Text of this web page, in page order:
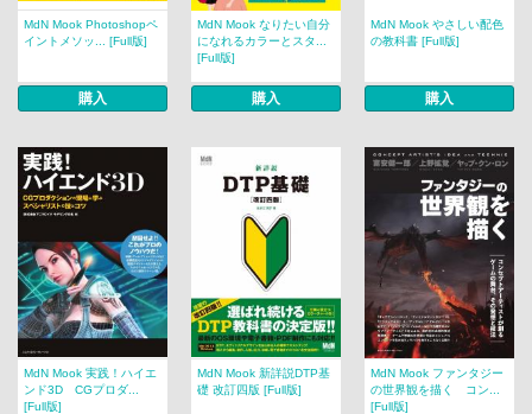
MdN Mook Photoshopペ
イントメソッ... [Full版]
購入
MdN Mook なりたい自分
になれるカラーとスタ...
[Full版]
購入
MdN Mook やさしい配色
の教科書 [Full版]
購入
MdN Mook 実践！ハイエ
ンド3D CGプロダ...
[Full版]
MdN Mook 新詳説DTP基
礎 改訂四版 [Full版]
MdN Mook ファンタジー
の世界観を描く コン...
[Full版]